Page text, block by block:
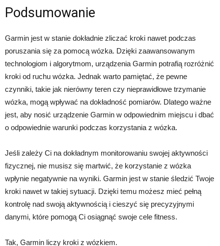
Podsumowanie
Garmin jest w stanie dokładnie zliczać kroki nawet podczas
poruszania się za pomocą wózka. Dzięki zaawansowanym
technologiom i algorytmom, urządzenia Garmin potrafią rozróżnić
kroki od ruchu wózka. Jednak warto pamiętać, że pewne
czynniki, takie jak nierówny teren czy nieprawidłowe trzymanie
wózka, mogą wpływać na dokładność pomiarów. Dlatego ważne
jest, aby nosić urządzenie Garmin w odpowiednim miejscu i dbać
o odpowiednie warunki podczas korzystania z wózka.
Jeśli zależy Ci na dokładnym monitorowaniu swojej aktywności
fizycznej, nie musisz się martwić, że korzystanie z wózka
wpłynie negatywnie na wyniki. Garmin jest w stanie śledzić Twoje
kroki nawet w takiej sytuacji. Dzięki temu możesz mieć pełną
kontrolę nad swoją aktywnością i cieszyć się precyzyjnymi
danymi, które pomogą Ci osiągnąć swoje cele fitness.
Tak, Garmin liczy kroki z wózkiem.